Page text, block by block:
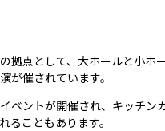
拠点として、大ホールと小ホー
が催されています。
ベントが開催され、キッチン
ることもあります。